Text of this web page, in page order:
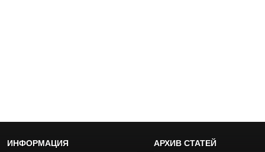
ИНФОРМАЦИЯ АРХИВ СТАТЕЙ